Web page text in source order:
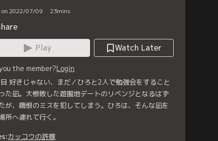
on 2022/07/09 23mins
Play
Watch Later
the member?Login
好きじゃない、まだ／ひろと2人で勉強会をすること
た凪。大惨敗した遊園地デートのリベンジとなるはず
が、痛恨のミスを犯してしまう。ひろは、そんな凪を
所へ連れて行く。
カッコウの許嫁